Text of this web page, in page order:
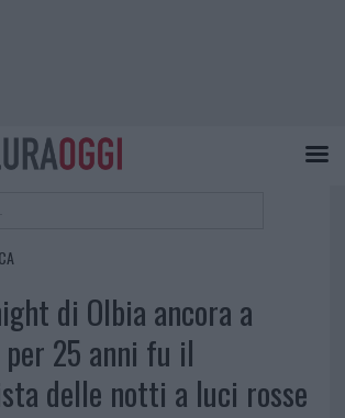
di Olbia ancora a
per 25 anni fu il
delle notti a luci rosse